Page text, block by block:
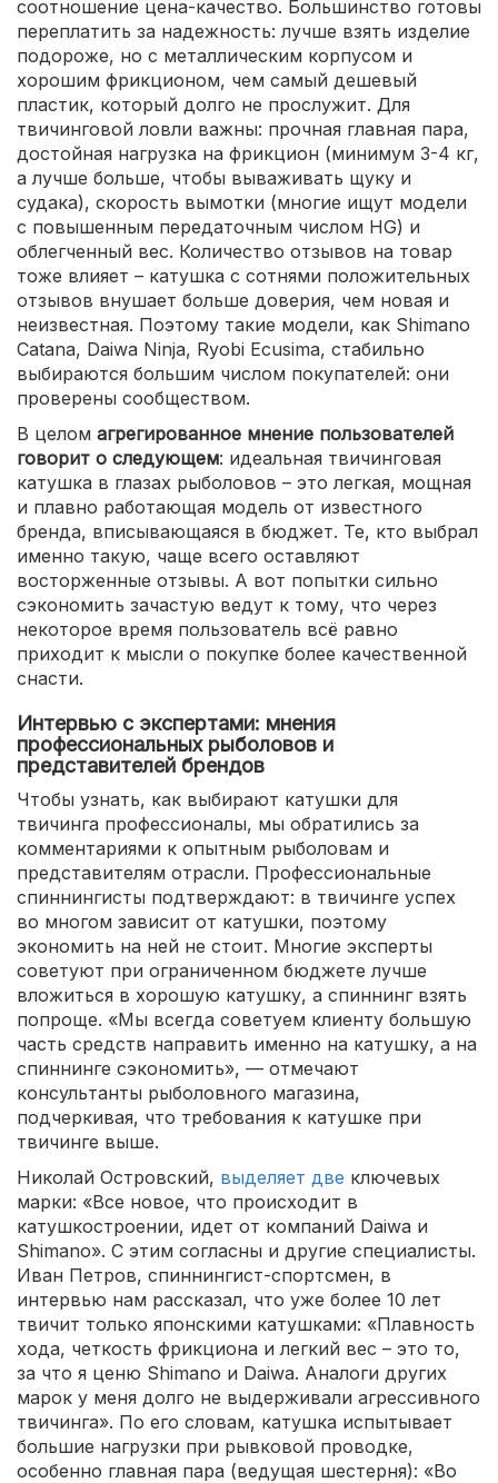
соотношение цена-качество. Большинство готовы
переплатить за надежность: лучше взять изделие
подороже, но с металлическим корпусом и
хорошим фрикционом, чем самый дешевый
пластик, который долго не прослужит. Для
твичинговой ловли важны: прочная главная пара,
достойная нагрузка на фрикцион (минимум 3-4 кг,
а лучше больше, чтобы вываживать щуку и
судака), скорость вымотки (многие ищут модели
с повышенным передаточным числом HG) и
облегченный вес. Количество отзывов на товар
тоже влияет – катушка с сотнями положительных
отзывов внушает больше доверия, чем новая и
неизвестная. Поэтому такие модели, как Shimano
Catana, Daiwa Ninja, Ryobi Ecusima, стабильно
выбираются большим числом покупателей: они
проверены сообществом.
В целом агрегированное мнение пользователей
говорит о следующем: идеальная твичинговая
катушка в глазах рыболовов – это легкая, мощная
и плавно работающая модель от известного
бренда, вписывающаяся в бюджет. Те, кто выбрал
именно такую, чаще всего оставляют
восторженные отзывы. А вот попытки сильно
сэкономить зачастую ведут к тому, что через
некоторое время пользователь всё равно
приходит к мысли о покупке более качественной
снасти.
Интервью с экспертами: мнения
профессиональных рыболовов и
представителей брендов
Чтобы узнать, как выбирают катушки для
твичинга профессионалы, мы обратились за
комментариями к опытным рыболовам и
представителям отрасли. Профессиональные
спиннингисты подтверждают: в твичинге успех
во многом зависит от катушки, поэтому
экономить на ней не стоит. Многие эксперты
советуют при ограниченном бюджете лучше
вложиться в хорошую катушку, а спиннинг взять
попроще. «Мы всегда советуем клиенту большую
часть средств направить именно на катушку, а на
спиннинге сэкономить», — отмечают
консультанты рыболовного магазина,
подчеркивая, что требования к катушке при
твичинге выше.
Николай Островский, выделяет две ключевых
марки: «Все новое, что происходит в
катушкостроении, идет от компаний Daiwa и
Shimano». С этим согласны и другие специалисты.
Иван Петров, спиннингист-спортсмен, в
интервью нам рассказал, что уже более 10 лет
твичит только японскими катушками: «Плавность
хода, четкость фрикциона и легкий вес – это то,
за что я ценю Shimano и Daiwa. Аналоги других
марок у меня долго не выдерживали агрессивного
твичинга». По его словам, катушка испытывает
большие нагрузки при рывковой проводке,
особенно главная пара (ведущая шестерня): «Во